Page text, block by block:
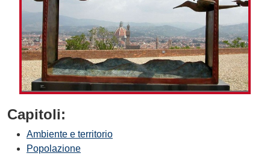
Capitoli:
Ambiente e territorio
Popolazione